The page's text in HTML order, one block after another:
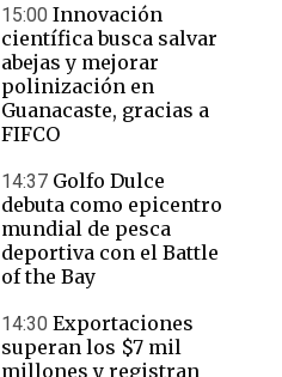
15:00 Innovación
científica busca salvar
abejas y mejorar
polinización en
Guanacaste, gracias a
FIFCO
14:37 Golfo Dulce
debuta como epicentro
mundial de pesca
deportiva con el Battle
of the Bay
14:30 Exportaciones
superan los $7 mil
millones y registran